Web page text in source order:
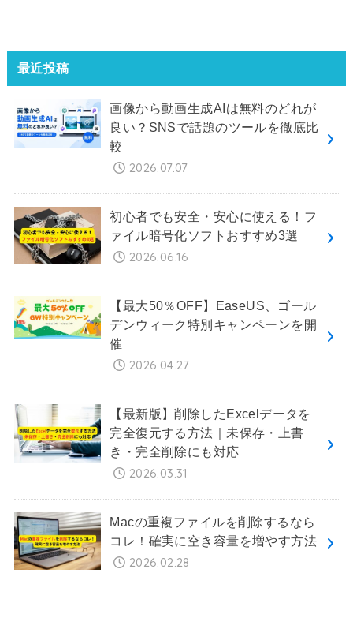
最近投稿
画像から動画生成AIは無料のどれが
良い？SNSで話題のツールを徹底比
較
2026.07.07
初心者でも安全・安心に使える！フ
ァイル暗号化ソフトおすすめ3選
2026.06.16
【最大50％OFF】EaseUS、ゴール
デンウィーク特別キャンペーンを開
催
2026.04.27
【最新版】削除したExcelデータを
完全復元する方法｜未保存・上書
き・完全削除にも対応
2026.03.31
Macの重複ファイルを削除するなら
コレ！確実に空き容量を増やす方法
2026.02.28